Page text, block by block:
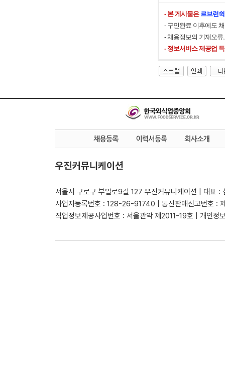
- 본 게시물은 르브런쉭
- 구인완료 이후에도
- 채용정보의 기재오
- 정보서비스 제공업
우진커뮤니케이션
서울시 구로구 부일로9길 127 우진커뮤니케이션 | 대표 :
사업자등록번호 : 128-26-91740 | 통신판매신고번호 :
직업정보제공사업번호 : 서울관악 제2011-19호 | 개인정